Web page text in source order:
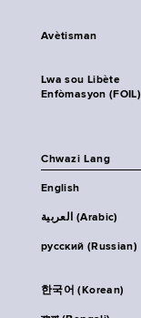
Avètisman
Lwa sou Libète
Enfòmasyon (FOIL)
Chwazi Lang
English
العربية (Arabic)
русский (Russian)
한국어 (Korean)